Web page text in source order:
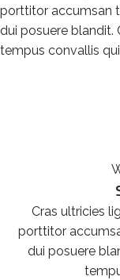
porttitor accumsan
dui posuere blandit.
tempus convallis
Cras ultricies
porttitor
dui posuere